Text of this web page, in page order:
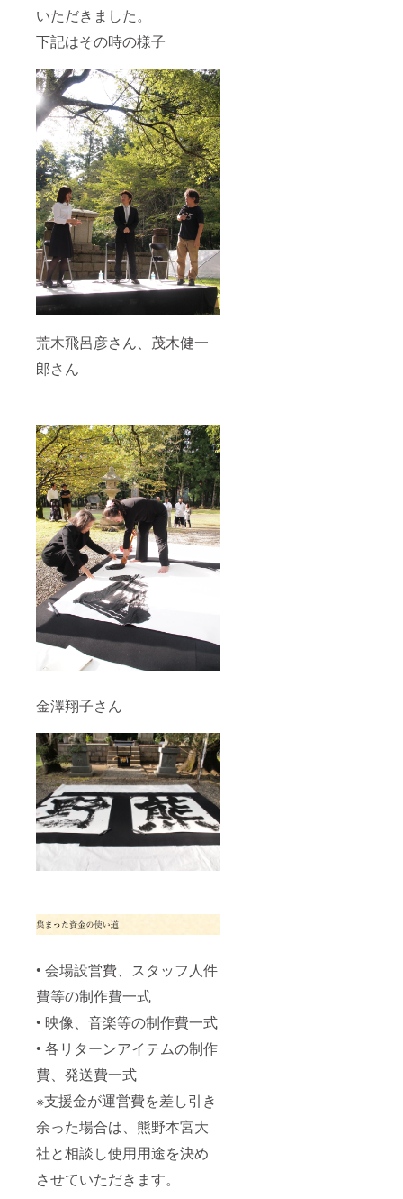
いただきました。
下記はその時の様子
荒木飛呂彦さん、茂木健一
郎さん
金澤翔子さん
• 会場設営費、スタッフ人件
費等の制作費一式
• 映像、音楽等の制作費一式
• 各リターンアイテムの制作
費、発送費一式
※支援金が運営費を差し引き
余った場合は、熊野本宮大
社と相談し使用用途を決め
させていただきます。